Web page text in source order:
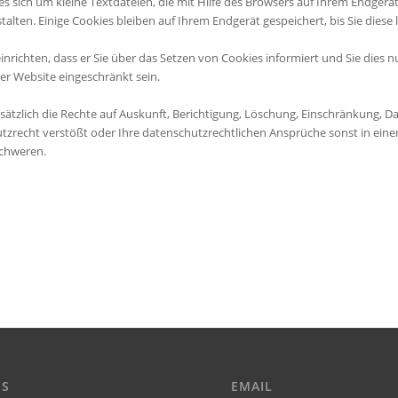
Einige Cookies bleiben auf Ihrem Endgerät gespeichert, bis Sie
dass er Sie über das Setzen von Cookies informiert und Sie dies
Website eingeschränkt sein.
die Rechte auf Auskunft, Berichtigung, Löschung, Einschränkung,
verstößt oder Ihre datenschutzrechtlichen Ansprüche sonst in
EMAIL